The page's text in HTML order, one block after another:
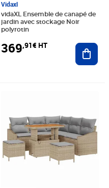
au panier
Vidaxl
vidaXL Ensemble de canapé de
jardin avec stockage Noir
polyrotin
369,91€ HT